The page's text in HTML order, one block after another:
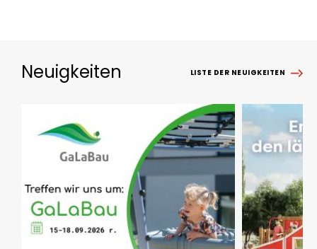
Neuigkeiten LISTE DER NEUIGKEITEN